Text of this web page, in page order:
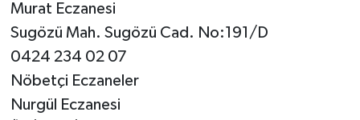
Murat Eczanesi
Sugözü Mah. Sugözü Cad. No:191/D
0424 234 02 07
Nöbetçi Eczaneler
Nurgül Eczanesi